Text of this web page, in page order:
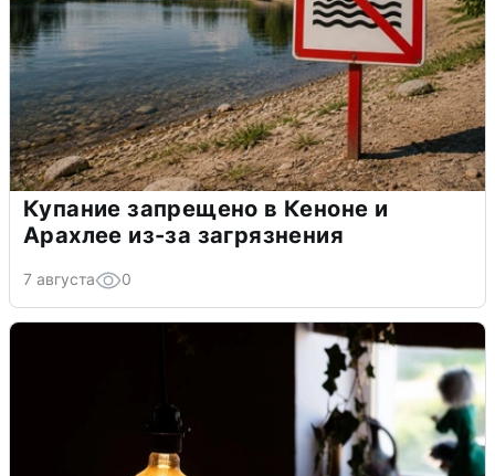
Купание запрещено в Кеноне и
Арахлее из-за загрязнения
7 августа 0